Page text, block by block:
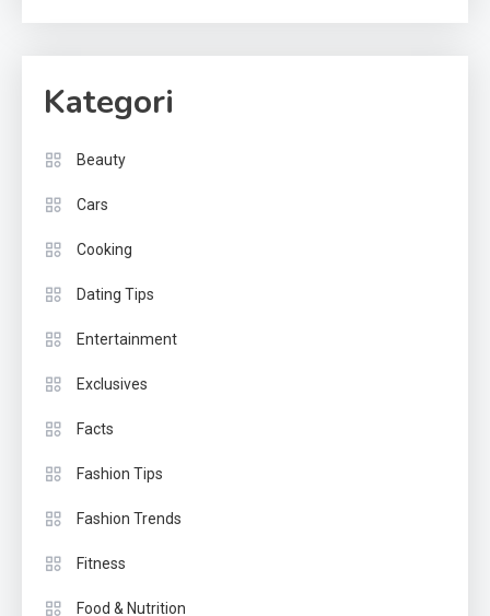
Kategori
Beauty
Cars
Cooking
Dating Tips
Entertainment
Exclusives
Facts
Fashion Tips
Fashion Trends
Fitness
Food & Nutrition